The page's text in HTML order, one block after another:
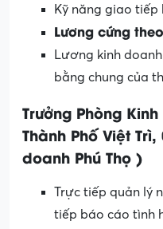
Kỹ năng giao tiếp
Lương cứng
Lương kinh
bằng chung của
Trưởng Phòng
Thành Phố Việt
doanh Phú Thọ )
Trực tiếp quản lý
tiếp báo cáo tình